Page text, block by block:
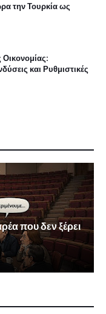
την Τουρκία ως
και Ρυθμιστικές
που δεν ξέρει